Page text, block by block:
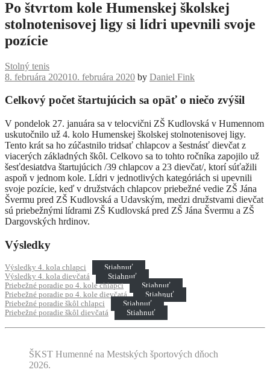
Po štvrtom kole Humenskej školskej
stolnotenisovej ligy si lídri upevnili svoje
pozície
Stolný tenis
8. februára 202010. februára 2020 by Daniel Fink
Celkový počet štartujúcich sa opäť o niečo zvýšil
V pondelok 27. januára sa v telocvični ZŠ Kudlovská v Humennom
uskutočnilo už 4. kolo Humenskej školskej stolnotenisovej ligy.
Tento krát sa ho zúčastnilo tridsať chlapcov a šestnásť dievčat z
viacerých základných škôl. Celkovo sa to tohto ročníka zapojilo už
šesťdesiatdva štartujúcich /39 chlapcov a 23 dievčat/, ktorí súťažili
aspoň v jednom kole. Lídri v jednotlivých kategóriách si upevnili
svoje pozície, keď v družstvách chlapcov priebežné vedie ZŠ Jána
Švermu pred ZŠ Kudlovská a Udavským, medzi družstvami dievčat
sú priebežnými lídrami ZŠ Kudlovská pred ZŠ Jána Švermu a ZŠ
Dargovských hrdinov.
Výsledky
Výsledky 4. kola chlapci
Stiahnuť
Výsledky 4. kola dievčatá
Stiahnuť
Priebežné poradie po 4. kole chlapci
Stiahnuť
Priebežné poradie po 4. kole dievčatá
Stiahnuť
Priebežné poradie škôl chlapci
Stiahnuť
Priebežné poradie škôl dievčatá
Stiahnuť
ŠKST Humenné na Mestských športových dňoch
2026.